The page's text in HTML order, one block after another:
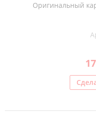
Оригинальный